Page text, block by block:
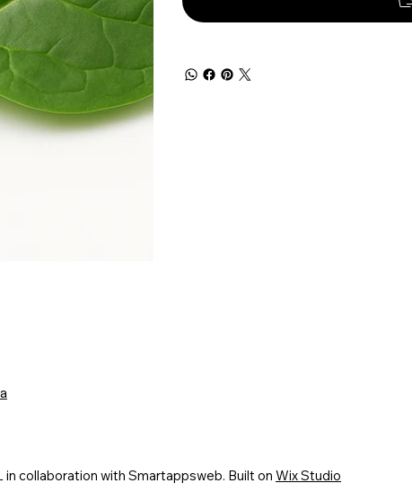
collaboration with Smartappsweb. Built on Wix Studio